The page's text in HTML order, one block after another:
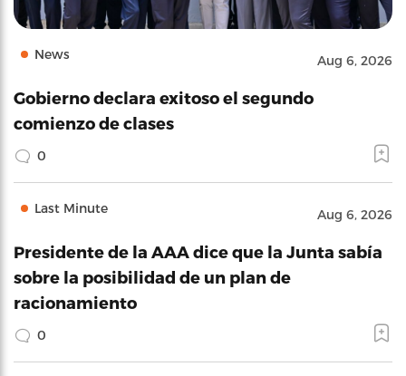
News Aug 6, 2026
Gobierno declara exitoso el segundo
comienzo de clases
0
Last Minute Aug 6, 2026
Presidente de la AAA dice que la Junta sabía
sobre la posibilidad de un plan de
racionamiento
0